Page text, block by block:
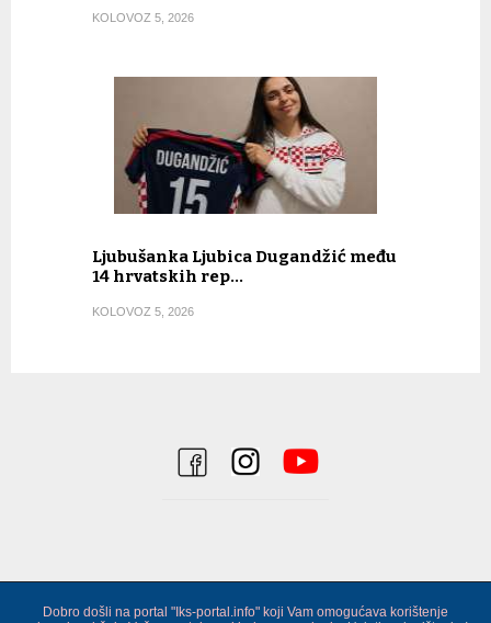
KOLOVOZ 5, 2026
Ljubušanka Ljubica Dugandžić među
14 hrvatskih rep…
KOLOVOZ 5, 2026
Dobro došli na portal "Iks-portal.info" koji Vam omogućava korištenje